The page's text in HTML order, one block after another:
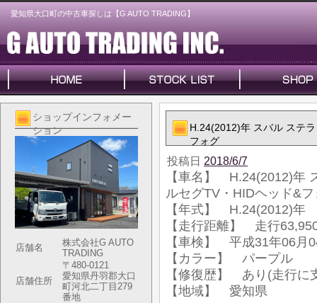
愛知県大口町の中古車探しは【G AUTO TRADING】
ショップインフォメー
ション
店舗名
株式会社G AUTO
TRADING
店舗住所
〒480-0121
愛知県丹羽郡大口
町河北二丁目279
番地
H.24(2012)年 スバル ステ
フォグ
投稿日 2018/6/7
【車名】 H.24(2012)年
ルセグTV・HIDヘッド&
【年式】 H.24(2012)年
【走行距離】 走行
【車検】 平成31年06月
【カラー】 パープル
【修復歴】 あり(走行に
【地域】 愛知県